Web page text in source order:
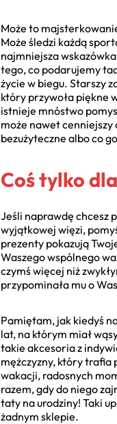
Może to
Może śledzi każdą
najmniejsza
tego, co podarujemy
życie w biegu. Starszy
który przywoła piękne
istnieje mnóstwo
może nawet
bezużyteczne albo co
Coś tylko
Jeśli naprawdę chcesz
wyjątkowej więzi,
prezenty pokazują
Waszego wspólnego
czymś więcej niż
przypominała mu o
Pamiętam, jak kiedyś
lat, na którym miał
takie akcesoria z
mężczyzny, który trafia
wakacji, radosnych
razem, gdy do niego
taty na urodziny! Taki
żadnym sklepie.